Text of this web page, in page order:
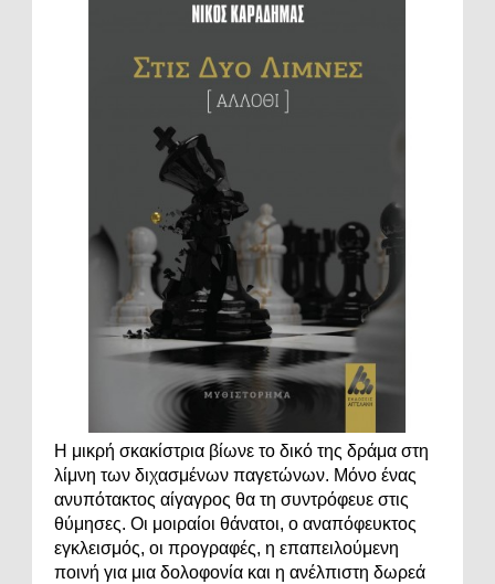
Η μικρή σκακίστρια βίωνε το δικό της δράμα στη
λίμνη των διχασμένων παγετώνων. Μόνο ένας
ανυπότακτος αίγαγρος θα τη συντρόφευε στις
θύμησες. Οι μοιραίοι θάνατοι, ο αναπόφευκτος
εγκλεισμός, οι προγραφές, η επαπειλούμενη
ποινή για μια δολοφονία και η ανέλπιστη δωρεά